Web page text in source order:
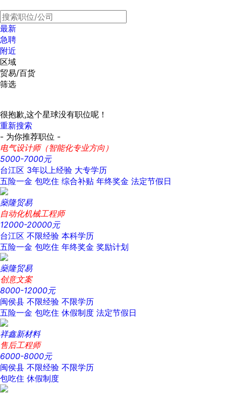
最新
急聘
附近
区域
贸易/百货
筛选
很抱歉,这个星球没有职位呢！
重新搜索
- 为你推荐职位 -
电气设计师（智能化专业方向）
5000-7000元
台江区 3年以上经验 大专学历
五险一金 包吃住 综合补贴 年终奖金 法定节假日
燊隆贸易
自动化机械工程师
12000-20000元
台江区 不限经验 本科学历
五险一金 包吃住 年终奖金 奖励计划
燊隆贸易
创意文案
8000-12000元
闽侯县 不限经验 不限学历
五险一金 包吃住 休假制度 法定节假日
祥鑫新材料
售后工程师
6000-8000元
闽侯县 不限经验 不限学历
包吃住 休假制度